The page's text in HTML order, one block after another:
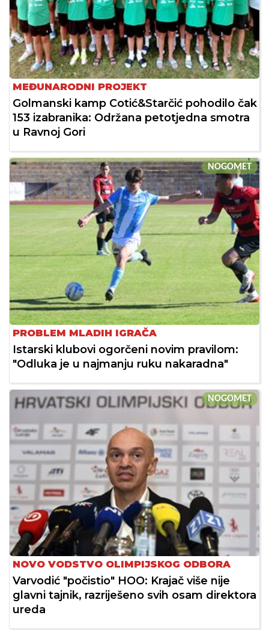
MEĐUNARODNI PROJEKT
Golmanski kamp Cotić&Starčić pohodilo čak
153 izabranika: Održana petotjedna smotra
u Ravnoj Gori
NOGOMET
PROBLEM MLADIH IGRAČA
Istarski klubovi ogorčeni novim pravilom:
"Odluka je u najmanju ruku nakaradna"
NOGOMET
NOVO VODSTVO OLIMPIJSKOG ODBORA
Varvodić "počistio" HOO: Krajač više nije
glavni tajnik, razriješeno svih osam direktora
ureda